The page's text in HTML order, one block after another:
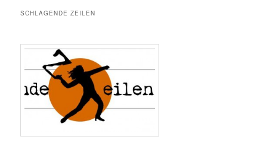
SCHLAGENDE ZEILEN